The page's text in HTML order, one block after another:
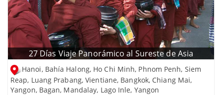
27 Días Viaje Panorámico al Sureste de Asia
Hanoi, Bahía Halong, Ho Chi Minh, Phnom Penh, Siem
Reap, Luang Prabang, Vientiane, Bangkok, Chiang Mai,
Yangon, Bagan, Mandalay, Lago Inle, Yangon